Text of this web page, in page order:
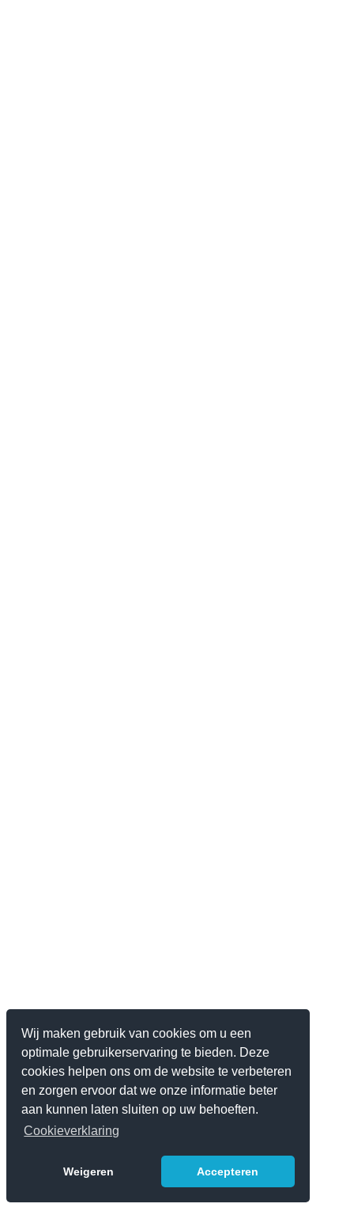
Wij maken gebruik van cookies om u een
optimale gebruikerservaring te bieden. Deze
cookies helpen ons om de website te verbeteren
en zorgen ervoor dat we onze informatie beter
aan kunnen laten sluiten op uw behoeften.
Cookieverklaring
Weigeren Accepteren